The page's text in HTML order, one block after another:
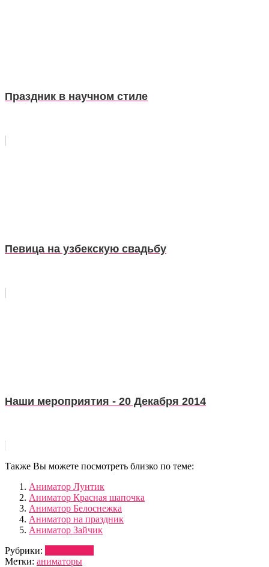
Праздник в научном стиле
Певица на узбекскую свадьбу
Наши мероприятия - 20 Декабря 2014
Также Вы можете посмотреть близко по теме:
Аниматор Лунтик
Аниматор Красная шапочка
Аниматор Белоснежка
Аниматор на праздник
Аниматор Зайчик
Рубрики:
Метки: аниматоры